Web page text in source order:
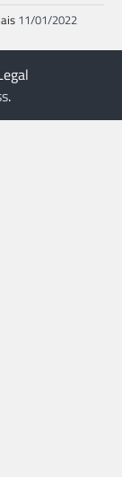
11/01/2022
.